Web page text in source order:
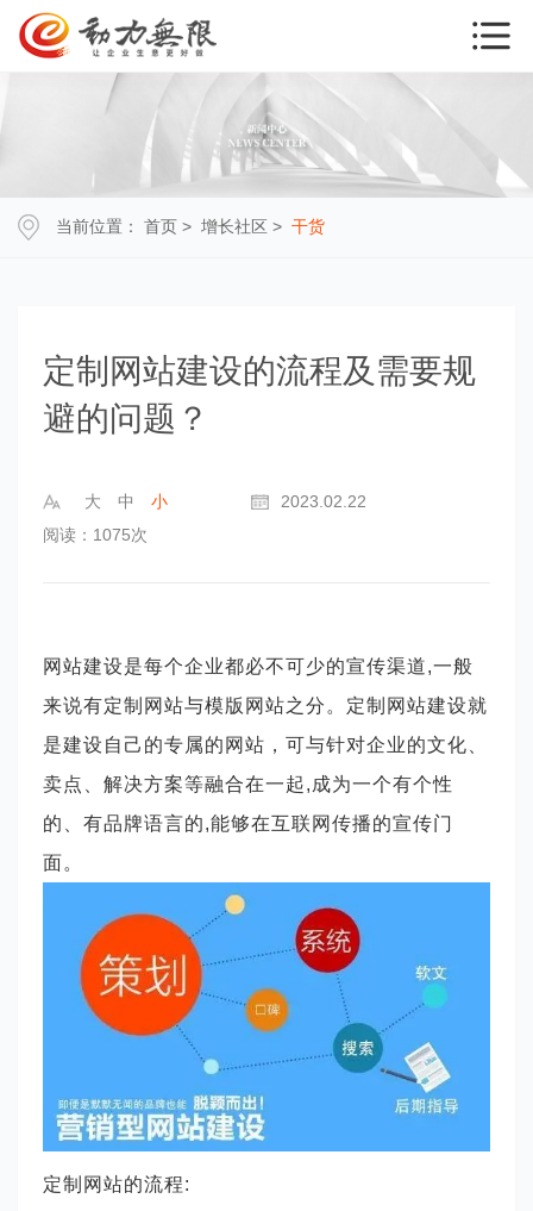
当前位置： 首页 > 增长社区 > 干货
定制网站建设的流程及需要规
避的问题？
大 中 小
2023.02.22
阅读：1075次
网站建设是每个企业都必不可少的宣传渠道,一般
来说有定制网站与模版网站之分。定制网站建设就
是建设自己的专属的网站，可与针对企业的文化、
卖点、解决方案等融合在一起,成为一个有个性
的、有品牌语言的,能够在互联网传播的宣传门
面。
定制网站的流程: